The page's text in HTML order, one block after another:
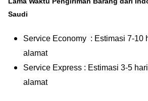
Saudi
Service Economy : Estimasi 7-10
alamat
Service Express : Estimasi 3-5
alamat